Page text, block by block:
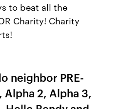
to beat all the
Charity! Charity
neighbor PRE-
Alpha 2, Alpha 3,